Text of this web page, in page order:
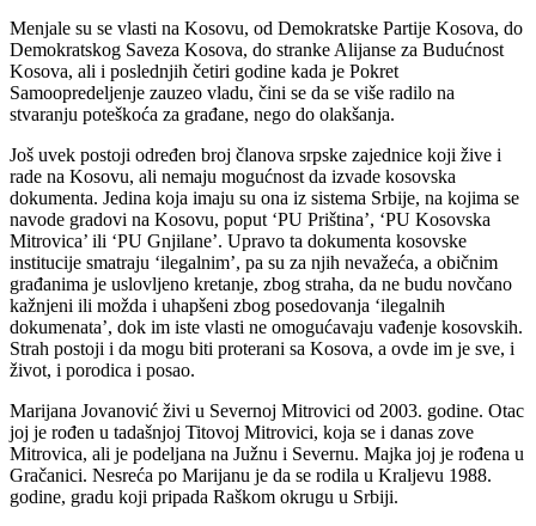
Menjale su se vlasti na Kosovu, od Demokratske Partije Kosova, do
Demokratskog Saveza Kosova, do stranke Alijanse za Budućnost
Kosova, ali i poslednjih četiri godine kada je Pokret
Samoopredeljenje zauzeo vladu, čini se da se više radilo na
stvaranju poteškoća za građane, nego do olakšanja.
Još uvek postoji određen broj članova srpske zajednice koji žive i
rade na Kosovu, ali nemaju mogućnost da izvade kosovska
dokumenta. Jedina koja imaju su ona iz sistema Srbije, na kojima se
navode gradovi na Kosovu, poput ‘PU Priština’, ‘PU Kosovska
Mitrovica’ ili ‘PU Gnjilane’. Upravo ta dokumenta kosovske
institucije smatraju ‘ilegalnim’, pa su za njih nevažeća, a običnim
građanima je uslovljeno kretanje, zbog straha, da ne budu novčano
kažnjeni ili možda i uhapšeni zbog posedovanja ‘ilegalnih
dokumenata’, dok im iste vlasti ne omogućavaju vađenje kosovskih.
Strah postoji i da mogu biti proterani sa Kosova, a ovde im je sve, i
život, i porodica i posao.
Marijana Jovanović živi u Severnoj Mitrovici od 2003. godine. Otac
joj je rođen u tadašnjoj Titovoj Mitrovici, koja se i danas zove
Mitrovica, ali je podeljana na Južnu i Severnu. Majka joj je rođena u
Gračanici. Nesreća po Marijanu je da se rodila u Kraljevu 1988.
godine, gradu koji pripada Raškom okrugu u Srbiji.